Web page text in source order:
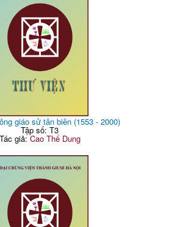
giáo sử tân biên (1553 - 2000)
Tập số: T3
Tác giả:Cao Thế Dung